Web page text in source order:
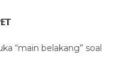
“main belakang” soal